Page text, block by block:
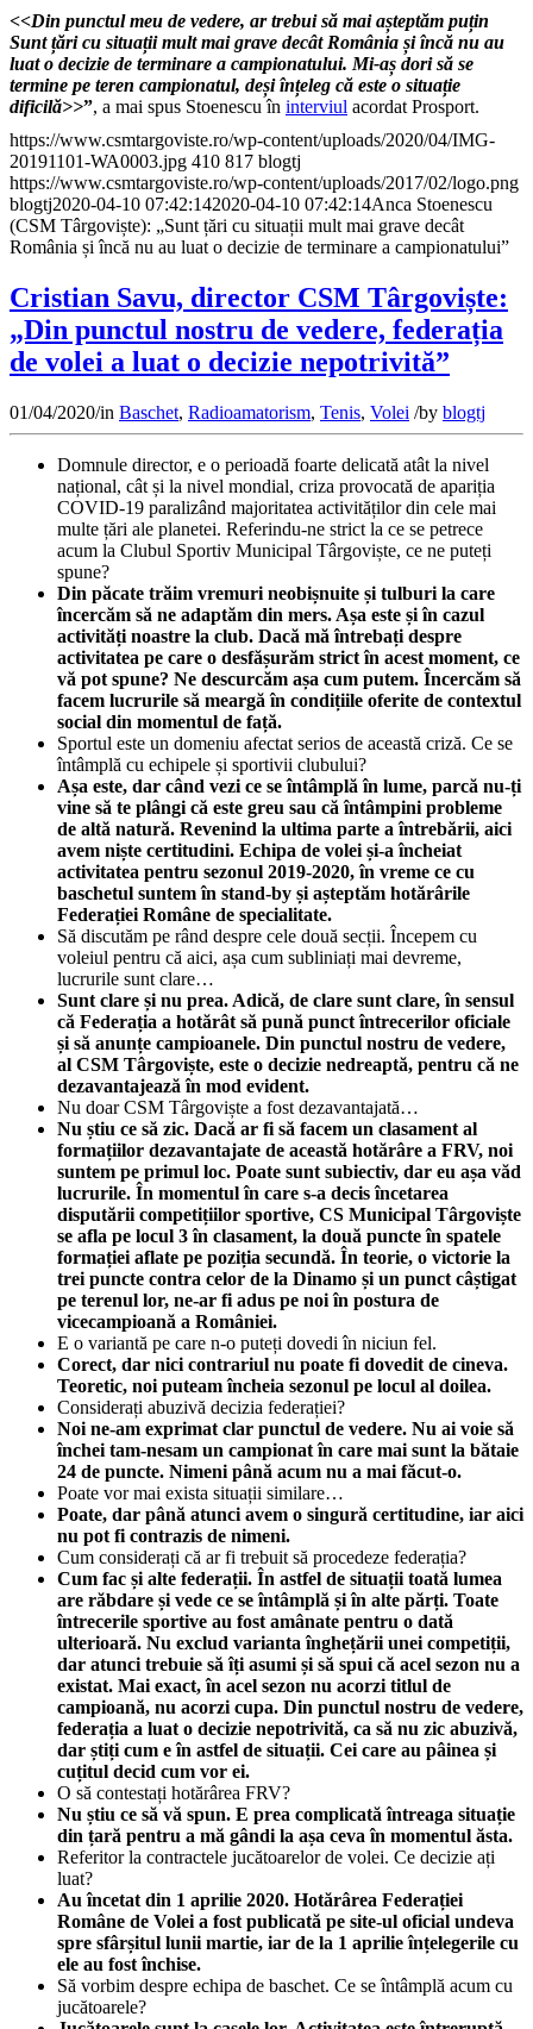
<<Din punctul meu de vedere, ar trebui să mai așteptăm puțin
Sunt țări cu situații mult mai grave decât România și încă nu au
luat o decizie de terminare a campionatului. Mi-aș dori să se
termine pe teren campionatul, deși înțeleg că este o situație
dificilă>>”, a mai spus Stoenescu în interviul acordat Prosport.
https://www.csmtargoviste.ro/wp-content/uploads/2020/04/IMG-
20191101-WA0003.jpg 410 817 blogtj
https://www.csmtargoviste.ro/wp-content/uploads/2017/02/logo.png
blogtj2020-04-10 07:42:142020-04-10 07:42:14Anca Stoenescu
(CSM Târgoviște): „Sunt țări cu situații mult mai grave decât
România și încă nu au luat o decizie de terminare a campionatului”
Cristian Savu, director CSM Târgoviște:
„Din punctul nostru de vedere, federația
de volei a luat o decizie nepotrivită”
01/04/2020/in Baschet, Radioamatorism, Tenis, Volei /by blogtj
Domnule director, e o perioadă foarte delicată atât la nivel
național, cât și la nivel mondial, criza provocată de apariția
COVID-19 paralizând majoritatea activităților din cele mai
multe țări ale planetei. Referindu-ne strict la ce se petrece
acum la Clubul Sportiv Municipal Târgoviște, ce ne puteți
spune?
Din păcate trăim vremuri neobișnuite și tulburi la care
încercăm să ne adaptăm din mers. Așa este și în cazul
activități noastre la club. Dacă mă întrebați despre
activitatea pe care o desfășurăm strict în acest moment, ce
vă pot spune? Ne descurcăm așa cum putem. Încercăm să
facem lucrurile să meargă în condițiile oferite de contextul
social din momentul de față.
Sportul este un domeniu afectat serios de această criză. Ce se
întâmplă cu echipele și sportivii clubului?
Așa este, dar când vezi ce se întâmplă în lume, parcă nu-ți
vine să te plângi că este greu sau că întâmpini probleme
de altă natură. Revenind la ultima parte a întrebării, aici
avem niște certitudini. Echipa de volei și-a încheiat
activitatea pentru sezonul 2019-2020, în vreme ce cu
baschetul suntem în stand-by și așteptăm hotărârile
Federației Române de specialitate.
Să discutăm pe rând despre cele două secții. Începem cu
voleiul pentru că aici, așa cum subliniați mai devreme,
lucrurile sunt clare…
Sunt clare și nu prea. Adică, de clare sunt clare, în sensul
că Federația a hotărât să pună punct întrecerilor oficiale
și să anunțe campioanele. Din punctul nostru de vedere,
al CSM Târgoviște, este o decizie nedreaptă, pentru că ne
dezavantajează în mod evident.
Nu doar CSM Târgoviște a fost dezavantajată…
Nu știu ce să zic. Dacă ar fi să facem un clasament al
formațiilor dezavantajate de această hotărâre a FRV, noi
suntem pe primul loc. Poate sunt subiectiv, dar eu așa văd
lucrurile. În momentul în care s-a decis încetarea
disputării competițiilor sportive, CS Municipal Târgoviște
se afla pe locul 3 în clasament, la două puncte în spatele
formației aflate pe poziția secundă. În teorie, o victorie la
trei puncte contra celor de la Dinamo și un punct câștigat
pe terenul lor, ne-ar fi adus pe noi în postura de
vicecampioană a României.
E o variantă pe care n-o puteți dovedi în niciun fel.
Corect, dar nici contrariul nu poate fi dovedit de cineva.
Teoretic, noi puteam încheia sezonul pe locul al doilea.
Considerați abuzivă decizia federației?
Noi ne-am exprimat clar punctul de vedere. Nu ai voie să
închei tam-nesam un campionat în care mai sunt la bătaie
24 de puncte. Nimeni până acum nu a mai făcut-o.
Poate vor mai exista situații similare…
Poate, dar până atunci avem o singură certitudine, iar aici
nu pot fi contrazis de nimeni.
Cum considerați că ar fi trebuit să procedeze federația?
Cum fac și alte federații. În astfel de situații toată lumea
are răbdare și vede ce se întâmplă și în alte părți. Toate
întrecerile sportive au fost amânate pentru o dată
ulterioară. Nu exclud varianta înghețării unei competiții,
dar atunci trebuie să îți asumi și să spui că acel sezon nu a
existat. Mai exact, în acel sezon nu acorzi titlul de
campioană, nu acorzi cupa. Din punctul nostru de vedere,
federația a luat o decizie nepotrivită, ca să nu zic abuzivă,
dar știți cum e în astfel de situații. Cei care au pâinea și
cuțitul decid cum vor ei.
O să contestați hotărârea FRV?
Nu știu ce să vă spun. E prea complicată întreaga situație
din țară pentru a mă gândi la așa ceva în momentul ăsta.
Referitor la contractele jucătoarelor de volei. Ce decizie ați
luat?
Au încetat din 1 aprilie 2020. Hotărârea Federației
Române de Volei a fost publicată pe site-ul oficial undeva
spre sfârșitul lunii martie, iar de la 1 aprilie înțelegerile cu
ele au fost închise.
Să vorbim despre echipa de baschet. Ce se întâmplă acum cu
jucătoarele?